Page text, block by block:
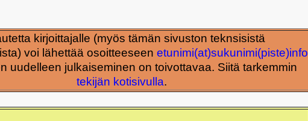
kirjoittajalle (myös tämän sivuston teknsisistä
voi lähettää osoitteeseen etunimi(at)sukunimi(piste)info
uudelleen julkaiseminen on toivottavaa. Siitä tarkemmin
tekijän kotisivulla.